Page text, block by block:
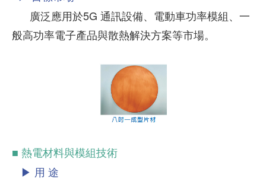
廣泛應用於5G 通訊設備、電動車功率模組、一
般高功率電子產品與散熱解決方案等市場。
■ 熱電材料與模組技術
▶ 用 途